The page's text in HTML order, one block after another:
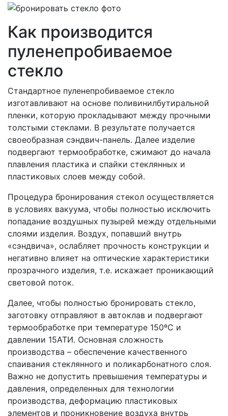
Как производится
пуленепробиваемое
стекло
Стандартное пуленепробиваемое стекло
изготавливают на основе поливинилбутиральной
пленки, которую прокладывают между прочными
толстыми стеклами. В результате получается
своеобразная сэндвич-панель. Далее изделие
подвергают термообработке, сжимают до начала
плавления пластика и спайки стеклянных и
пластиковых слоев между собой.
Процедура бронирования стекол осуществляется
в условиях вакуума, чтобы полностью исключить
попадание воздушных пузырей между отдельными
слоями изделия. Воздух, попавший внутрь
«сэндвича», ослабляет прочность конструкции и
негативно влияет на оптические характеристики
прозрачного изделия, т.е. искажает проникающий
световой поток.
Далее, чтобы полностью бронировать стекло,
заготовку отправляют в автоклав и подвергают
термообработке при температуре 150ºС и
давлении 15АТИ. Основная сложность
производства – обеспечение качественного
спаивания стеклянного и поликарбонатного слоя.
Важно не допустить превышения температуры и
давления, определенных для технологии
производства, деформацию пластиковых
элементов и проникновение воздуха внутрь